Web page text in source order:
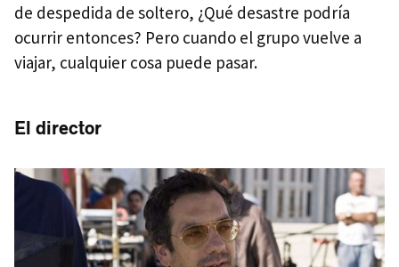
de despedida de soltero, ¿Qué desastre podría
ocurrir entonces? Pero cuando el grupo vuelve a
viajar, cualquier cosa puede pasar.
El director